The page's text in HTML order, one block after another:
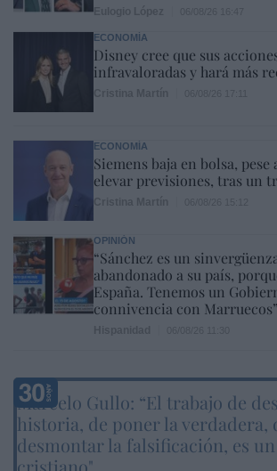
ECONOMÍA
Disney cree que sus
infravaloradas y hará más
ECONOMÍA
Siemens baja en bolsa, pese
elevar previsiones, tras un
OPINIÓN
“Sánchez es un
abandonado a su país,
España. Tenemos un
connivencia con
Marcelo Gullo: “El trabajo de
historia, de poner la verdadera,
desmontar la falsificación, es
cristiano"